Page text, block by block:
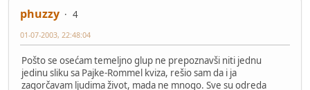
phuzzy 4
01-07-2003, 22:48:04
Pošto se osećam temeljno glup ne prepoznavši niti jednu
jedinu sliku sa Pajke-Rommel kviza, rešio sam da i ja
zagorčavam ljudima život, mada ne mnogo. Sve su odreda